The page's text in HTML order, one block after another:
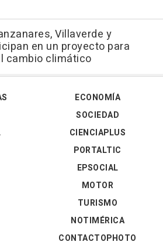
Villaverde y
en un proyecto para
cambio climático
ECONOMÍA
SOCIEDAD
CIENCIAPLUS
PORTALTIC
EPSOCIAL
MOTOR
TURISMO
NOTIMÉRICA
CONTACTOPHOTO